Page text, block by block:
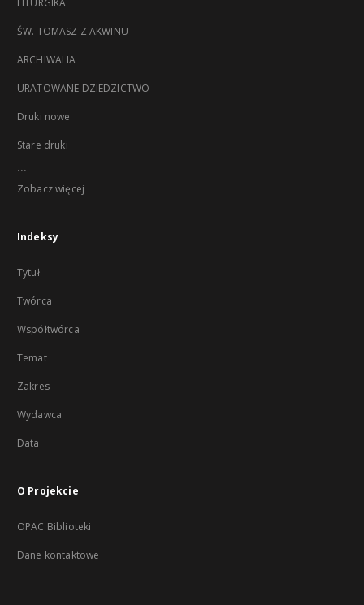
LITURGIKA
ŚW. TOMASZ Z AKWINU
ARCHIWALIA
URATOWANE DZIEDZICTWO
Druki nowe
Stare druki
...
Zobacz więcej
Indeksy
Tytuł
Twórca
Współtwórca
Temat
Zakres
Wydawca
Data
O Projekcie
OPAC Biblioteki
Dane kontaktowe